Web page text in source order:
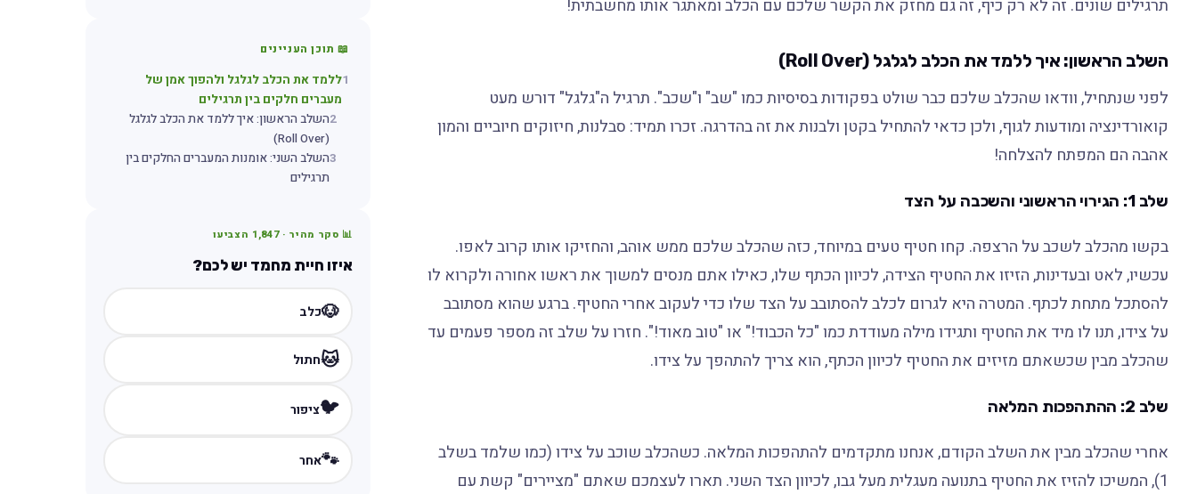
תרגילים שונים. זה לא רק כיף, זה גם מחזק את הקשר שלכם עם הכלב ומאתגר אותו מחשבתית!
השלב הראשון: איך ללמד את הכלב לגלגל (Roll Over)
לפני שנתחיל, וודאו שהכלב שלכם כבר שולט בפקודות בסיסיות כמו "שב" ו"שכב". תרגיל ה"גלגל" דורש מעט
קואורדינציה ומודעות לגוף, ולכן כדאי להתחיל בקטן ולבנות את זה בהדרגה. זכרו תמיד: סבלנות, חיזוקים חיוביים והמון
אהבה הם המפתח להצלחה!
שלב 1: הגירוי הראשוני והשכבה על הצד
בקשו מהכלב לשכב על הרצפה. קחו חטיף טעים במיוחד, כזה שהכלב שלכם ממש אוהב, והחזיקו אותו קרוב לאפו.
עכשיו, לאט ובעדינות, הזיזו את החטיף הצידה, לכיוון הכתף שלו, כאילו אתם מנסים למשוך את ראשו אחורה ולקרוא לו
להסתכל מתחת לכתף. המטרה היא לגרום לכלב להסתובב על הצד שלו כדי לעקוב אחרי החטיף. ברגע שהוא מסתובב
על צידו, תנו לו מיד את החטיף ותגידו מילה מעודדת כמו "כל הכבוד!" או "טוב מאוד!". חזרו על שלב זה מספר פעמים עד
שהכלב מבין שכשאתם מזיזים את החטיף לכיוון הכתף, הוא צריך להתהפך על צידו.
שלב 2: ההתהפכות המלאה
אחרי שהכלב מבין את השלב הקודם, אנחנו מתקדמים להתהפכות המלאה. כשהכלב שוכב על צידו (כמו שלמד בשלב
1), המשיכו להזיז את החטיף בתנועה מעגלית מעל גבו, לכיוון הצד השני. תארו לעצמכם שאתם "מציירים" קשת עם
📖 תוכן העניינים
1ללמד את הכלב לגלגל ולהפוך אמן של
מעברים חלקים בין תרגילים
2השלב הראשון: איך ללמד את הכלב לגלגל
(Roll Over)
3השלב השני: אומנות המעברים החלקים בין
תרגילים
📊 סקר מהיר ·1,847 הצביעו
איזו חיית מחמד יש לכם?
🐶כלב
🐱חתול
🐦ציפור
🐾אחר